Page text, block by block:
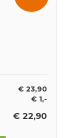
€ 23,90
€ 1,-
€ 22,90